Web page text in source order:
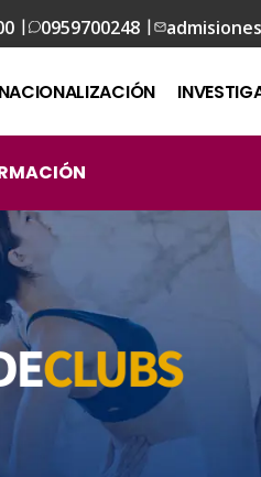
| 0959700248 |